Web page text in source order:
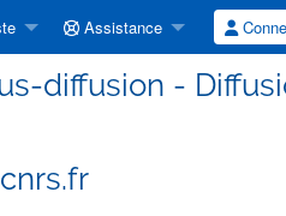
Assistance
diffusion -